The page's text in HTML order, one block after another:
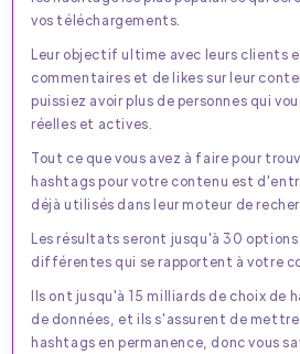
vos téléchargements.
Leur objectif ultime avec leurs clients
commentaires et de likes sur leur
puissiez avoir plus de personnes qui
réelles et actives.
Tout ce que vous avez à faire pour
hashtags pour votre contenu est
déjà utilisés dans leur moteur de
Les résultats seront jusqu'à 30
différentes qui se rapportent à votre
Ils ont jusqu'à 15 milliards de choix de
de données, et ils s'assurent de mettre
hashtags en permanence, donc vous